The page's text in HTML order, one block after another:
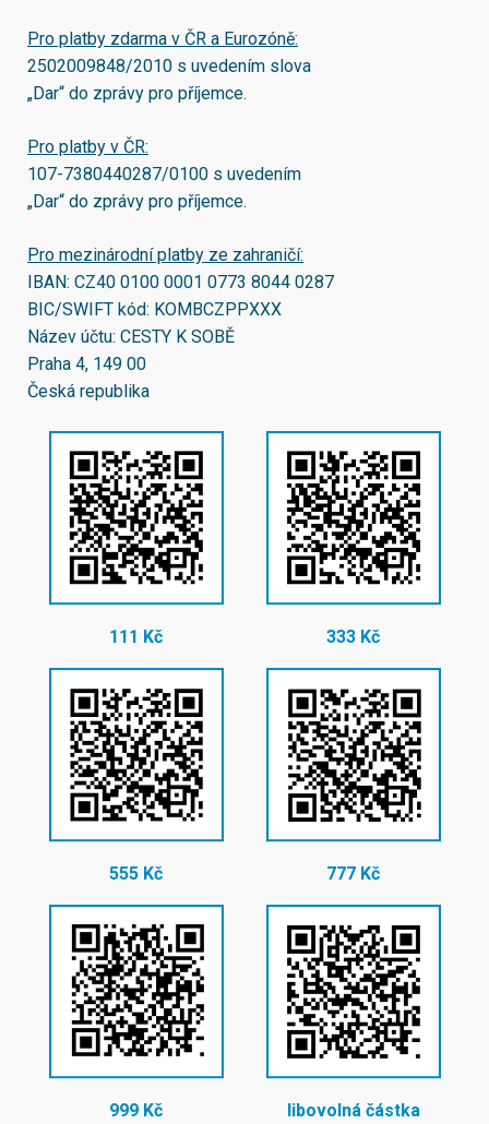
Pro platby zdarma v ČR a Eurozóně:
2502009848/2010 s uvedením slova
„Dar“ do zprávy pro příjemce.
Pro platby v ČR:
107-7380440287/0100 s uvedením
„Dar“ do zprávy pro příjemce.
Pro mezinárodní platby ze zahraničí:
IBAN: CZ40 0100 0001 0773 8044 0287
BIC/SWIFT kód: KOMBCZPPXXX
Název účtu: CESTY K SOBĚ
Praha 4, 149 00
Česká republika
111 Kč 333 Kč
555 Kč 777 Kč
999 Kč libovolná částka